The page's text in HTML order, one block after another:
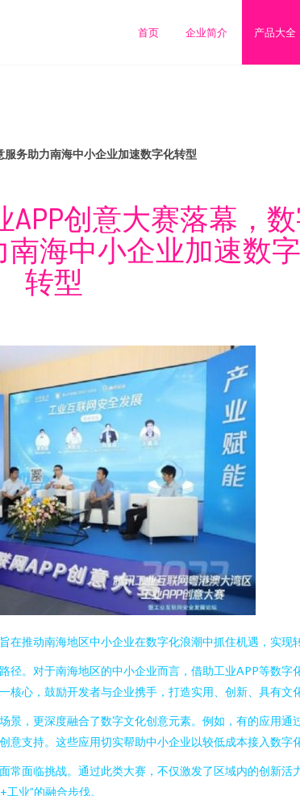
首页 企业简介 产品大全
务助力南海中小企业加速数字化转型
创意大赛落幕，
海中小企业加速数
转型
推动南海地区中小企业在数字化浪潮中抓住机遇，实现
。对于南海地区的中小企业而言，借助工业APP等数字
心，鼓励开发者与企业携手，打造实用、创新、具有文
，更深度融合了数字文化创意元素。例如，有的应用通
支持。这些应用切实帮助中小企业以较低成本接入数字
面临挑战。通过此类大赛，不仅激发了区域内的创新
业”的融合步伐。